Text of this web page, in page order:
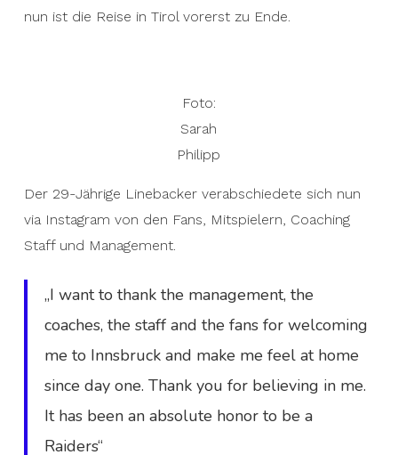
nun ist die Reise in Tirol vorerst zu Ende.
Foto:
Sarah
Philipp
Der 29-Jährige Linebacker verabschiedete sich nun
via Instagram von den Fans, Mitspielern, Coaching
Staff und Management.
„I want to thank the management, the
coaches, the staff and the fans for welcoming
me to Innsbruck and make me feel at home
since day one. Thank you for believing in me.
It has been an absolute honor to be a
Raiders“